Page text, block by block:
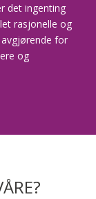
det ingenting
rasjonelle og
for
og